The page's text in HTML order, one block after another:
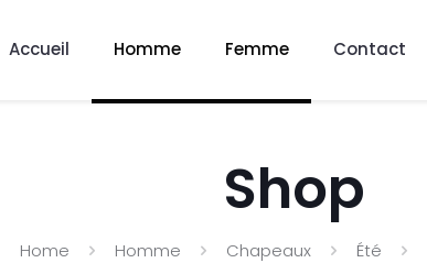
Accueil Homme Femme Contact
Shop
Home Homme Chapeaux Été